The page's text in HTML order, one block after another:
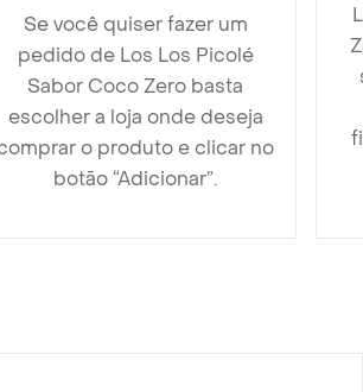
Se você quiser fazer um
pedido de Los Los Picolé
Sabor Coco Zero basta
escolher a loja onde deseja
o produto e clicar no
botão “Adicionar”.